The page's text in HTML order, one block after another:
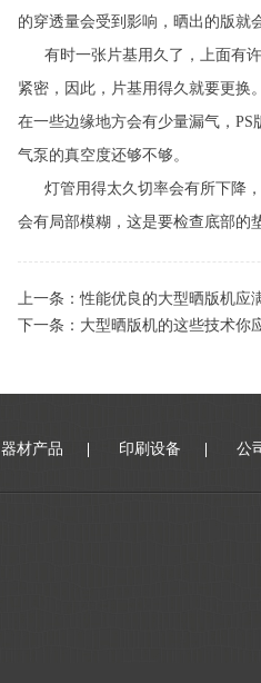
的穿透量会受到影响，晒出的版就
有时一张片基用久了，上面有许
紧密，因此，片基用得久就要更换
在一些边缘地方会有少量漏气，
气泵的真空度还够不够。
灯管用得太久切率会有所下降，
会有局部模糊，这是要检查底部的
上一条：性能优良的大型晒版机应
下一条： 大型晒版机的这些技术你
器材产品 印刷设备 公